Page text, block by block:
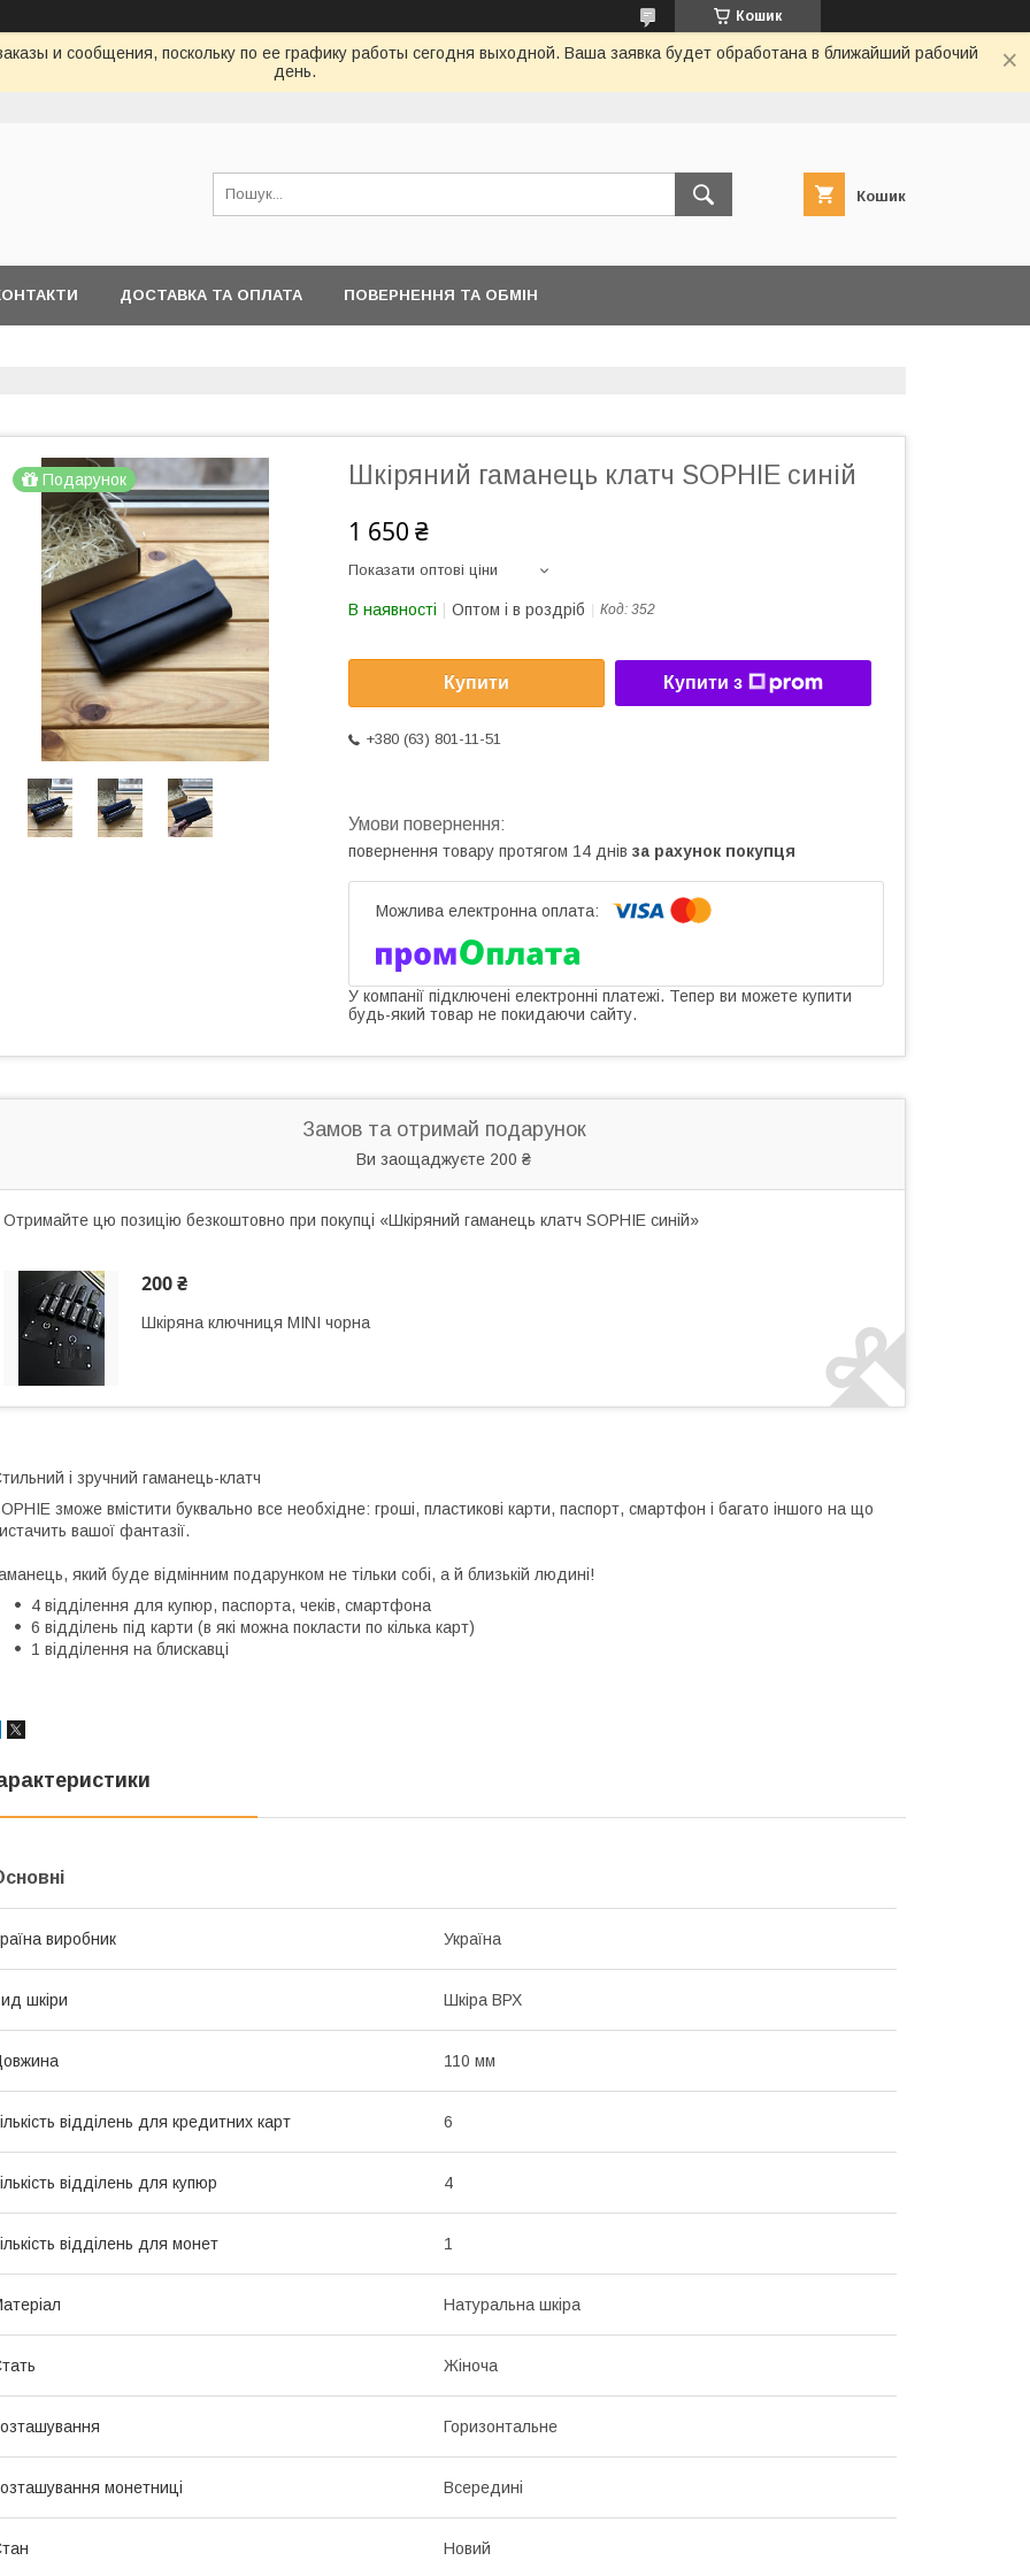
Кошик
и сообщения, поскольку по ее графику работы сегодня выходной. Ваша заявка будет обработана в ближайший рабочий
день.
Кошик
ДОСТАВКА ТА ОПЛАТА ПОВЕРНЕННЯ ТА ОБМІН
Подарунок Шкіряний гаманець клатч SOPHIE синій
1 650 ₴
Показати оптові ціни
В наявності Оптом і в роздріб Код: 352
Купити Купити з
+380 (63) 801-11-51
повернення товару протягом 14 днів за рахунок покупця
У компанії підключені електронні платежі. Тепер ви можете купити
будь-який товар не покидаючи сайту.
Замов та отримай подарунок
Ви заощаджуєте 200 ₴
Отримайте цю позицію безкоштовно при покупці «Шкіряний гаманець клатч SOPHIE синій»
200 ₴
Шкіряна ключниця MINI чорна
і зручний гаманець-клатч
зможе вмістити буквально все необхідне: гроші, пластикові карти, паспорт, смартфон і багато іншого на що
вашої фантазії.
який буде відмінним подарунком не тільки собі, а й близькій людині!
4 відділення для купюр, паспорта, чеків, смартфона
6 відділень під карти (в які можна покласти по кілька карт)
1 відділення на блискавці
виробник Україна
шкіри Шкіра ВРХ
110 мм
відділень для кредитних карт 6
відділень для купюр 4
відділень для монет 1
Натуральна шкіра
Жіноча
Горизонтальне
монетниці Всередині
Новий